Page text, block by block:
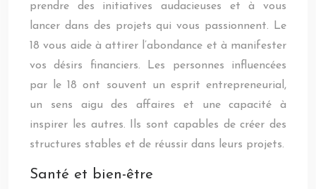
prendre des initiatives audacieuses et à vous
lancer dans des projets qui vous passionnent. Le
18 vous aide à attirer l’abondance et à manifester
vos désirs financiers. Les personnes influencées
par le 18 ont souvent un esprit entrepreneurial,
un sens aigu des affaires et une capacité à
inspirer les autres. Ils sont capables de créer des
structures stables et de réussir dans leurs projets.
Santé et bien-être